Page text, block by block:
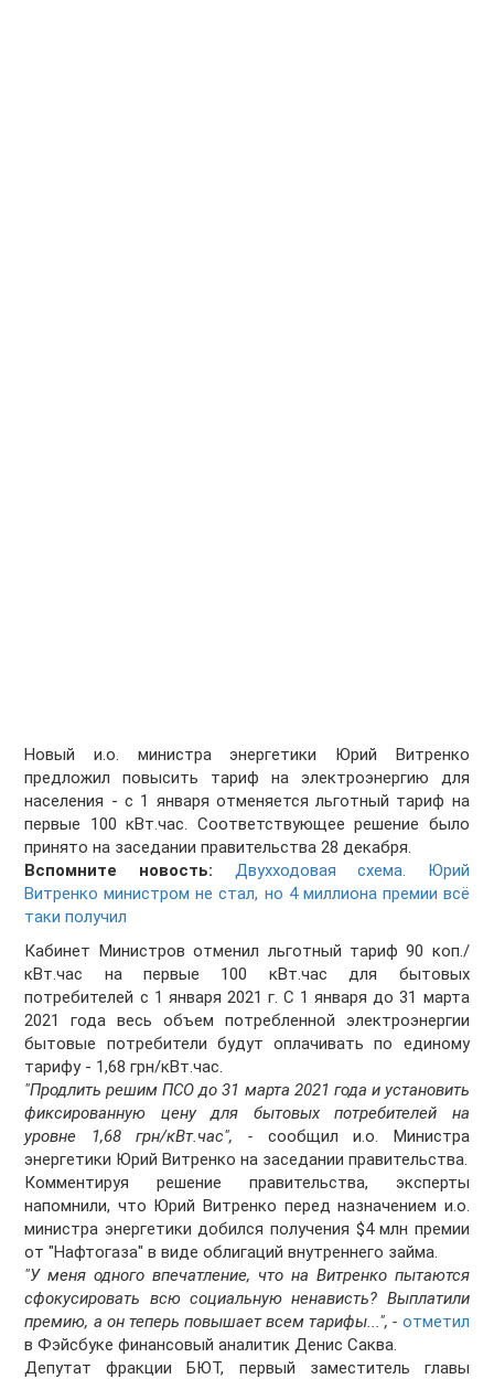
Новый и.о. министра энергетики Юрий Витренко
предложил повысить тариф на электроэнергию для
населения - с 1 января отменяется льготный тариф на
первые 100 кВт.час. Соответствующее решение было
принято на заседании правительства 28 декабря.
Вспомните новость:
Двухходовая схема. Юрий
Витренко министром не стал, но 4 миллиона премии всё
таки получил
Кабинет Министров отменил льготный тариф 90 коп./
кВт.час на первые 100 кВт.час для бытовых
потребителей с 1 января 2021 г. С 1 января до 31 марта
2021 года весь объем потребленной электроэнергии
бытовые потребители будут оплачивать по единому
тарифу - 1,68 грн/кВт.час.
"Продлить решим ПСО до 31 марта 2021 года и установить
фиксированную цену для бытовых потребителей на
уровне 1,68 грн/кВт.час", - сообщил и.о. Министра
энергетики Юрий Витренко на заседании правительства.
Комментируя решение правительства, эксперты
напомнили, что Юрий Витренко перед назначением и.о.
министра энергетики добился получения $4 млн премии
от "Нафтогаза" в виде облигаций внутреннего займа.
"У меня одного впечатление, что на Витренко пытаются
сфокусировать всю социальную ненависть? Выплатили
премию, а он теперь повышает всем тарифы...", - отметил
в Фэйсбуке финансовый аналитик Денис Саква.
Депутат фракции БЮТ, первый заместитель главы